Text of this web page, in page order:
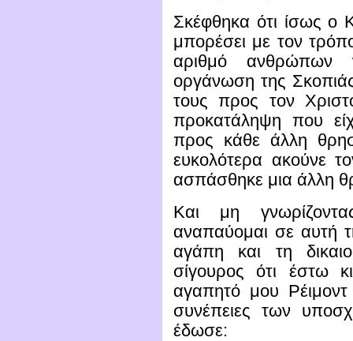
Σκέφθηκα ότι ίσως ο
μπορέσει με τον
αριθμό ανθρώπων
οργάνωση της
τους προς τον
προκατάληψη που
προς κάθε άλλη
ευκολότερα ακούνε
ασπάσθηκε μια άλλη
Και μη
αναπαύομαι σε αυτή
αγάπη και τη
σίγουρος ότι έστω
αγαπητό μου
συνέπειες των
έδωσε: